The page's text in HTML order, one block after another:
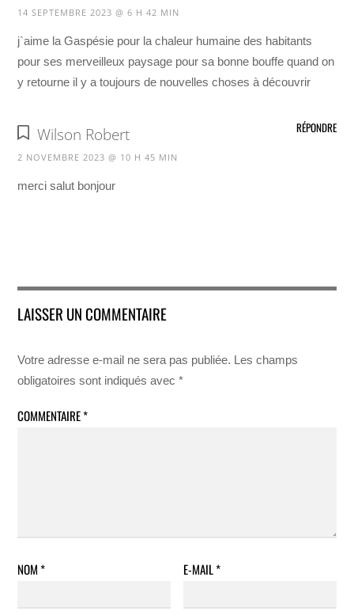
14 SEPTEMBRE 2023 @ 6 H 42 MIN
j`aime la Gaspésie pour la chaleur humaine des habitants
pour ses merveilleux paysage pour sa bonne bouffe quand on
y retourne il y a toujours de nouvelles choses à découvrir
Wilson Robert
2 NOVEMBRE 2023 @ 10 H 45 MIN
merci salut bonjour
RÉPONDRE
LAISSER UN COMMENTAIRE
Votre adresse e-mail ne sera pas publiée. Les champs
obligatoires sont indiqués avec*
COMMENTAIRE*
NOM* E-MAIL*